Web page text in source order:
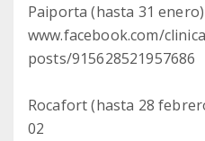
Paiporta (hasta 31
www.facebook.com/
posts/915628521957686
Rocafort (hasta 28
02